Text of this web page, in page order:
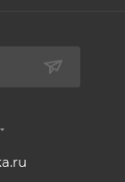
штамповка с